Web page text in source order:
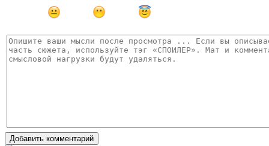
Добавить комментарий